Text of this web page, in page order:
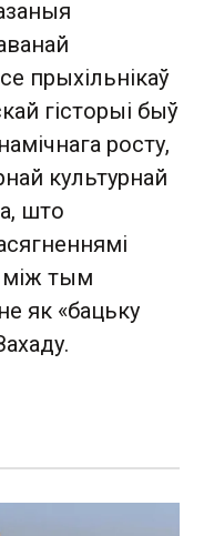
прыхільнікаў
гісторыі быў
росту,
культурнай
што
між тым
як «бацьку